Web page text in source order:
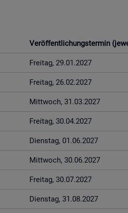
Ver­öf­fent­li­chungs­ter­min
Frei­tag, 29.01.2027
Frei­tag, 26.02.2027
Mitt­woch, 31.03.2027
Frei­tag, 30.04.2027
Diens­tag, 01.06.2027
Mitt­woch, 30.06.2027
Frei­tag, 30.07.2027
Diens­tag, 31.08.2027